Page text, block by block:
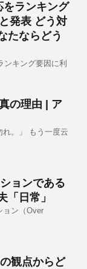
ランキング
発表 どう対
たならどう
ンキング要因に利
の理由 | ア
れ。」 もう一度云
ョンである
「日常」
ョン（Over
観点からど